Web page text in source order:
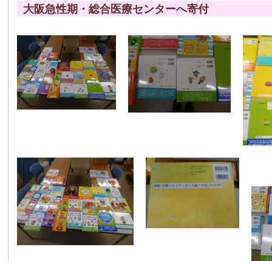
大阪急性期・総合医療センターへ寄付